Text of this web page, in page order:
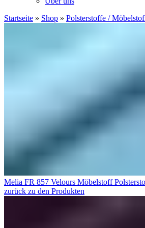
Startseite » Shop » Polsterstoffe /
Melia FR 857 Velours Möbelstoff
zurück zu den Produkten